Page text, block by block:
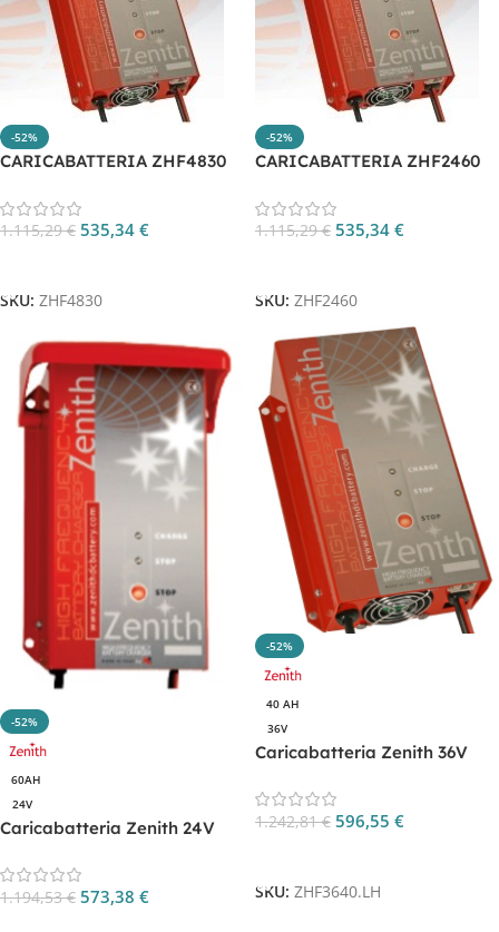
-52%
CARICABATTERIA ZHF4830
1.115,29€ 535,34 €
SKU: ZHF4830
-52%
CARICABATTERIA ZHF2460
1.115,29€ 535,34 €
SKU: ZHF2460
-52%
60AH
24V
Caricabatteria Zenith 24V
ZHF2460.LH
1.194,53€ 573,38 €
-52%
40 AH
36V
Caricabatteria Zenith 36V
ZHF3640.LH
1.242,81€ 596,55 €
SKU: ZHF3640.LH